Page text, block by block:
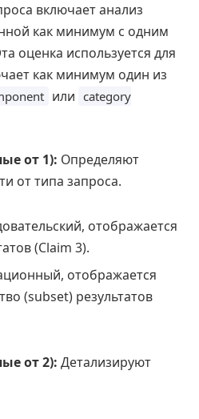
включает анализ
как минимум с одним
оценка используется для
как минимум один из
или category
от 1): Определяют
от типа запроса.
отображается
(Claim 3).
отображается
(subset) результатов
от 2): Детализируют